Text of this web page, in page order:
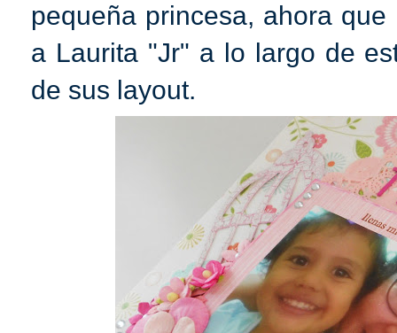
pequeña princesa, ahora
a Laurita "Jr" a lo largo de
de sus layout.